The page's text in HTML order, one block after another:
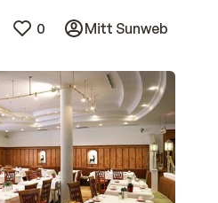
0 Mitt Sunweb